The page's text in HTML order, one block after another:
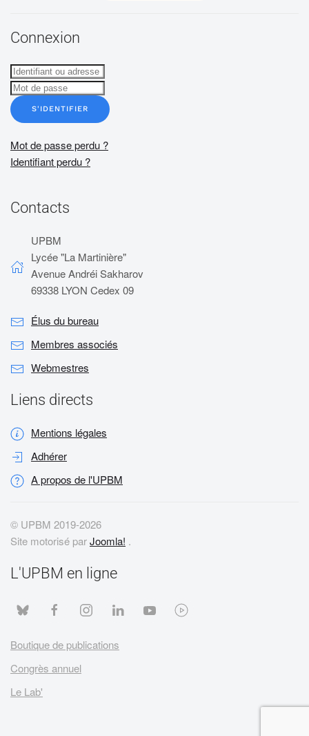
Connexion
S'IDENTIFIER
Mot de passe perdu ?
Identifiant perdu ?
Contacts
UPBM
Lycée "La Martinière"
Avenue Andréi Sakharov
69338 LYON Cedex 09
Élus du bureau
Membres associés
Webmestres
Liens directs
Mentions légales
Adhérer
A propos de l'UPBM
© UPBM 2019-2026
Site motorisé parJoomla! .
L'UPBM en ligne
Boutique de publications
Congrès annuel
Le Lab'